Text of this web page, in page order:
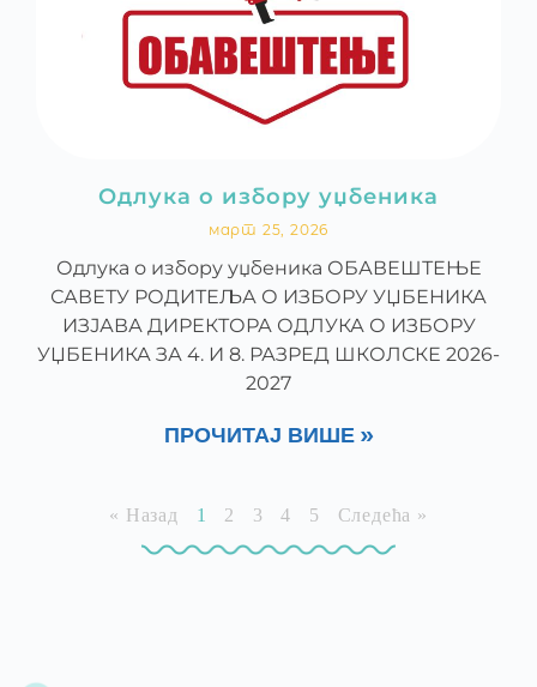
Одлука о избору уџбеника
март 25, 2026
Одлука о избору уџбеника ОБАВЕШТЕЊЕ
САВЕТУ РОДИТЕЉА О ИЗБОРУ УЏБЕНИКА
ИЗЈАВА ДИРЕКТОРА ОДЛУКА О ИЗБОРУ
УЏБЕНИКА ЗА 4. И 8. РАЗРЕД ШКОЛСКЕ 2026-
2027
ПРОЧИТАЈ ВИШЕ »
« Назад 1 2 3 4 5 Следећа »